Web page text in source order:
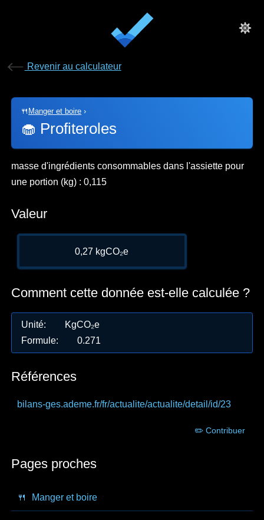
Revenir au calculateur
🍴 Manger et boire ›
🧁 Profiteroles
masse d'ingrédients consommables dans l'assiette pour
une portion (kg) : 0,115
Valeur
0,27 kgCO₂e
Comment cette donnée est-elle calculée ?
Unité:
KgCO₂e
Formule: 0.271
Références
bilans-ges.ademe.fr/fr/actualite/actualite/detail/id/23
✏️ Contribuer
Pages proches
🍴 Manger et boire